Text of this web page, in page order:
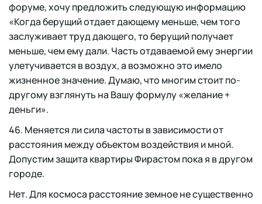
форуме, хочу предложить следующую информацию
«Когда берущий отдает дающему меньше, чем того
заслуживает труд дающего, то берущий получает
меньше, чем ему дали. Часть отдаваемой ему энергии
улетучивается в воздух, а возможно это имело
жизненное значение. Думаю, что многим стоит по-
другому взглянуть на Вашу формулу «желание +
деньги».
46. Меняется ли сила частоты в зависимости от
расстояния между объектом воздействия и мной.
Допустим защита квартиры Фирастом пока я в другом
городе.
Нет. Для космоса расстояние земное не существенно